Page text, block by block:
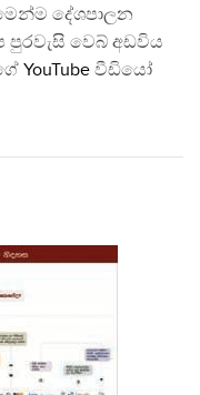
දේශපාලන
පුරවැසි වෙබ් අඩවිය
YouTube වීඩියෝ